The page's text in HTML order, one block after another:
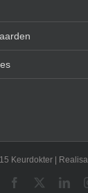
Keurdokter |
Facebook